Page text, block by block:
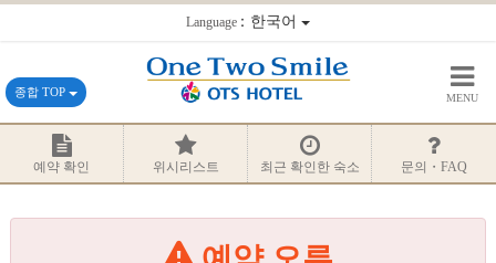
Language：한국어
종합 TOP MENU
예약 확인 위시리스트 최근 확인한 숙소 문의・FAQ